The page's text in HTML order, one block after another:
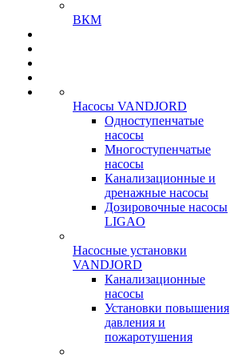
ВКМ
Насосы VANDJORD
Одноступенчатые
насосы
Многоступенчатые
насосы
Канализационные и
дренажные насосы
Дозировочные насосы
LIGAO
Насосные установки
VANDJORD
Канализационные
насосы
Установки повышения
давления и
пожаротушения